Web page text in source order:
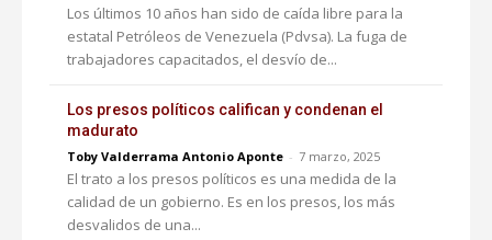
Los últimos 10 años han sido de caída libre para la
estatal Petróleos de Venezuela (Pdvsa). La fuga de
trabajadores capacitados, el desvío de...
Los presos políticos califican y condenan el
madurato
Toby Valderrama Antonio Aponte - 7 marzo, 2025
El trato a los presos políticos es una medida de la
calidad de un gobierno. Es en los presos, los más
desvalidos de una...